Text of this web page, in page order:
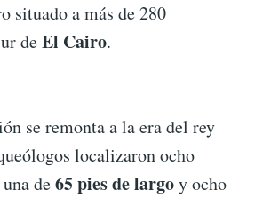
situado a más de 280
deEl Cairo.
se remonta a la era del rey
localizaron ocho
de65 pies de largoy ocho